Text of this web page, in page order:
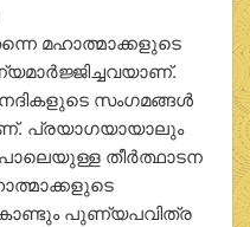
മഹാത്മാക്കളുടെ
സംഗമങ്ങള്‍
പ്രയാഗയായാലും
തീര്‍ത്ഥാടന
കൊണ്ടും പുണ്യപവിത്ര